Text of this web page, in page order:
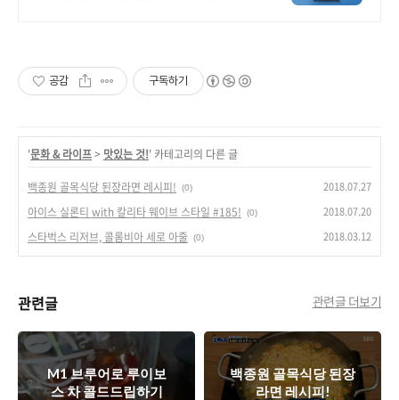
공감 구독하기
'문화 & 라이프> 맛있는 것!' 카테고리의 다른 글
백종원 골목식당 된장라면 레시피! (0) 2018.07.27
아이스 실론티 with 칼리타 웨이브 스타일 #185! (0) 2018.07.20
스타벅스 리저브, 콜롬비아 세로 아줄 (0) 2018.03.12
관련글 관련글 더보기
M1 브루어로 루이보
스 차 콜드드립하기
백종원 골목식당 된장
라면 레시피!